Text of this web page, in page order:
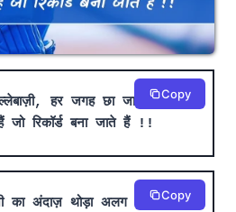
हर जगह छा जाते हैं
जो रिकॉर्ड बना जाते हैं !!
Copy
का अंदाज़ थोड़ा अलग है
Copy